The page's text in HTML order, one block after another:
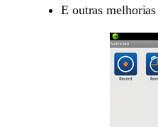
E outras melhorias